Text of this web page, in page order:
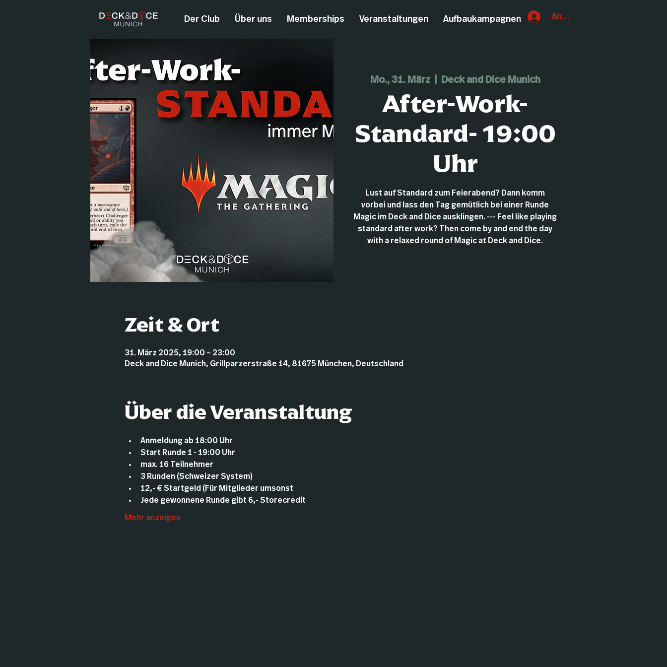
Der Club Über uns Memberships Veranstaltungen Aufbaukampagnen Anmelden
Mo., 31. März
  |
Deck and Dice Munich
After-Work-
Standard- 19:00
Uhr
Lust auf Standard zum Feierabend? Dann komm
vorbei und lass den Tag gemütlich bei einer Runde
Magic im Deck and Dice ausklingen. --- Feel like playing
standard after work? Then come by and end the day
with a relaxed round of Magic at Deck and Dice.
Zeit & Ort
31. März 2025, 19:00 – 23:00
Deck and Dice Munich, Grillparzerstraße 14, 81675 München, Deutschland
Über die Veranstaltung
Anmeldung ab 18:00 Uhr
Start Runde 1 - 19:00 Uhr
max. 16 Teilnehmer
3 Runden (Schweizer System)
12,- € Startgeld (Für Mitglieder umsonst
Jede gewonnene Runde gibt 6,- Storecredit
Mehr anzeigen